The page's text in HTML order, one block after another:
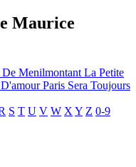
Maurice
Menilmontant La Petite
Paris Sera Toujours
S T U V W X Y Z 0-9